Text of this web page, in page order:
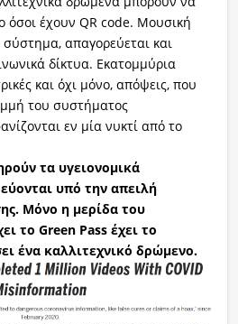
έχουν QR code. Μουσική
απαγορεύεται και
δίκτυα. Εκατομμύρια
και όχι μόνο, απόψεις, που
του συστήματος
εν μία νυκτί από το
τα υγειονομικά
υπό την απειλή
Μόνο η μερίδα του
το Green Pass έχει το
ένα καλλιτεχνικό δρώμενο.